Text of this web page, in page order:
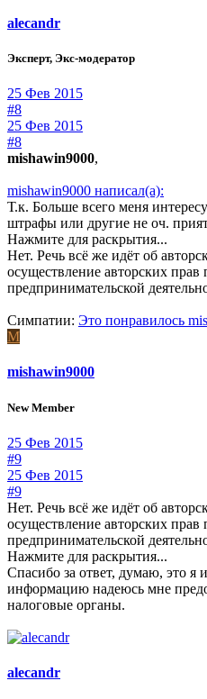
alecandr
Эксперт, Экс-модератор
25 Фев 2015
#8
25 Фев 2015
#8
mishawin9000,
mishawin9000 написал(а):
Т.к. Больше всего меня
штрафы или другие не оч.
Нажмите для раскрытия...
Нет. Речь всё же идёт об
осуществление авторских прав
предпринимательской
Симпатии: Это понравилось
M
mishawin9000
New Member
25 Фев 2015
#9
25 Фев 2015
#9
Нет. Речь всё же идёт об
осуществление авторских прав
предпринимательской
Нажмите для раскрытия...
Спасибо за ответ, думаю, это я
информацию надеюсь мне
налоговые органы.
alecandr